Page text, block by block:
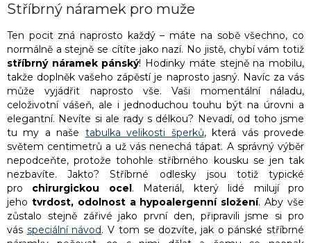
Stříbrný náramek pro muže
Ten pocit zná naprosto každý – máte na sobě všechno, co
normálně a stejně se cítíte jako nazí. No jistě, chybí vám totiž
stříbrný náramek pánský! Hodinky máte stejně na mobilu,
takže doplněk vašeho zápěstí je naprosto jasný. Navíc za vás
může vyjádřit naprosto vše. Vaši momentální náladu,
celoživotní vášeň, ale i jednoduchou touhu být na úrovni a
elegantní. Nevíte si ale rady s délkou? Nevadí, od toho jsme
tu my a naše tabulka velikosti šperků, která vás provede
světem centimetrů a už vás nenechá tápat. A správný výběr
nepodceňte, protože tohohle stříbrného kousku se jen tak
nezbavíte. Jakto? Stříbrné odlesky jsou totiž typické
pro chirurgickou ocel. Materiál, který lidé milují pro
jeho tvrdost, odolnost a hypoalergenní složení. Aby vše
zůstalo stejně zářivé jako první den, připravili jsme si pro
vás speciální návod. V tom se dozvíte, jak o pánské stříbrné